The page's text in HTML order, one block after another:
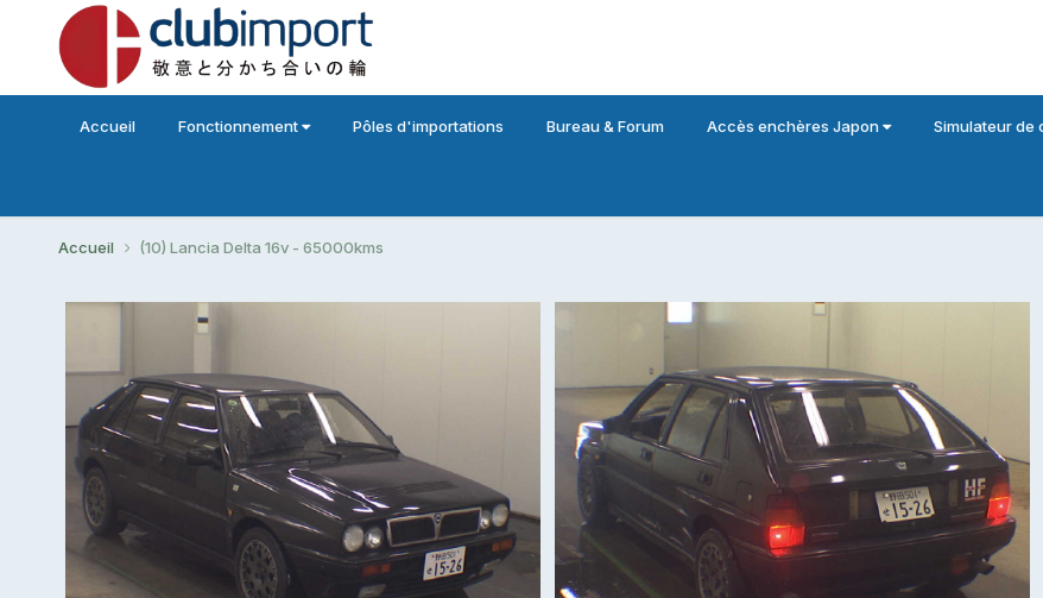
Accueil Fonctionnement Pôles d'importations Bureau & Forum Accès enchères Japon Simulateur de
Accueil (10) Lancia Delta 16v - 65000kms